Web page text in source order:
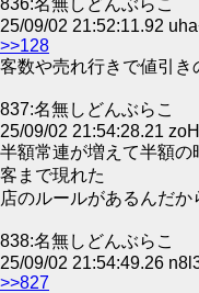
836:名無しどんぶらこ
25/09/02 21:52:11.92
>>128
客数や売れ行きで値引き
837:名無しどんぶらこ
25/09/02 21:54:28.21
半額常連が増えて半額の
客まで現れた
店のルールがあるんだか
838:名無しどんぶらこ
25/09/02 21:54:49.26
>>827